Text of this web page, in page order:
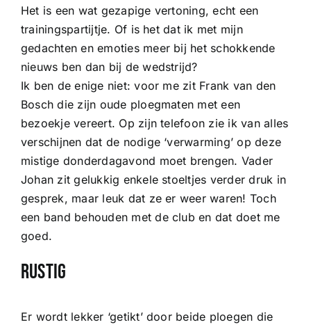
Het is een wat gezapige vertoning, echt een
trainingspartijtje. Of is het dat ik met mijn
gedachten en emoties meer bij het schokkende
nieuws ben dan bij de wedstrijd?
Ik ben de enige niet: voor me zit Frank van den
Bosch die zijn oude ploegmaten met een
bezoekje vereert. Op zijn telefoon zie ik van alles
verschijnen dat de nodige ‘verwarming’ op deze
mistige donderdagavond moet brengen. Vader
Johan zit gelukkig enkele stoeltjes verder druk in
gesprek, maar leuk dat ze er weer waren! Toch
een band behouden met de club en dat doet me
goed.
Rustig
Er wordt lekker ‘getikt’ door beide ploegen die